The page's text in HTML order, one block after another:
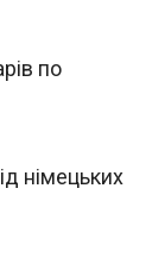
по
німецьких